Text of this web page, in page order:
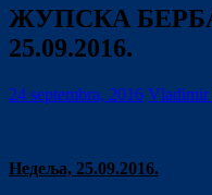
ЖУПСКА
25.09.2016.
24 septembra, 2016
Недеља, 25.09.2016.